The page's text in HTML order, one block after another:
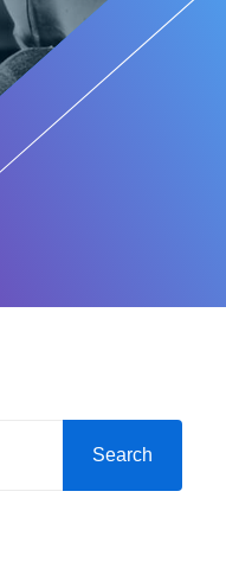
Search